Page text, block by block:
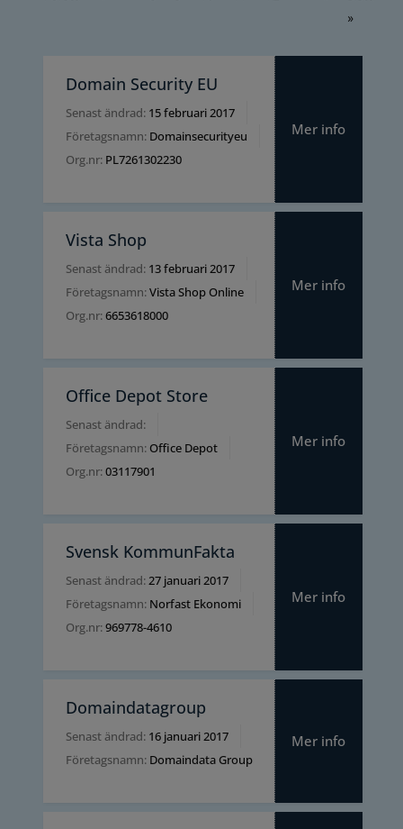
»
Domain Security EU
Senast ändrad:15 februari 2017
Företagsnamn:Domainsecurityeu
Org.nr:PL7261302230
Mer info
Vista Shop
Senast ändrad:13 februari 2017
Företagsnamn:Vista Shop Online
Org.nr:6653618000
Mer info
Office Depot Store
Senast ändrad:
Företagsnamn:Office Depot
Org.nr:03117901
Mer info
Svensk KommunFakta
Senast ändrad:27 januari 2017
Företagsnamn:Norfast Ekonomi
Org.nr:969778-4610
Mer info
Domaindatagroup
Senast ändrad:16 januari 2017
Företagsnamn:Domaindata Group
Mer info